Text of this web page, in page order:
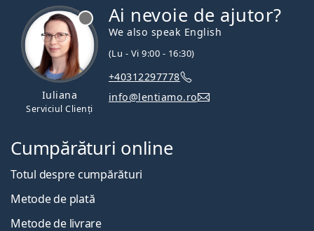
Iuliana
Serviciul Clienți
Ai nevoie de ajutor?
We also speak English
(Lu - Vi 9:00 - 16:30)
+40312297778
info@lentiamo.ro
Cumpărături online
Totul despre cumpărături
Metode de plată
Metode de livrare